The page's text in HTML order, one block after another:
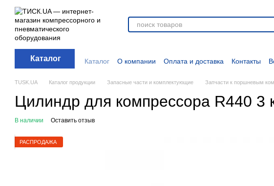
Перейти к основному контенту
Каталог Каталог О компании Оплата и доставка Контакты
Дополнительные материалы
Блог Политика
TUSK.UA Каталог продукции Запасные части и комплектующие Запчасти к поршневым
Цилиндр для компрессора R440 3
В наличии Оставить отзыв
РАСПРОДАЖА